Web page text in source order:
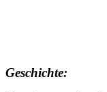
Geschichte: